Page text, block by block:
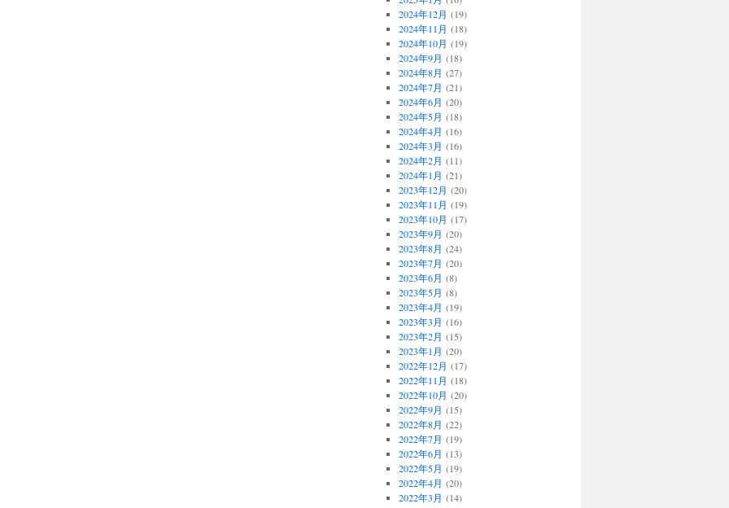
2024年12月 (19)
2024年11月 (18)
2024年10月 (19)
2024年9月 (18)
2024年8月 (27)
2024年7月 (21)
2024年6月 (20)
2024年5月 (18)
2024年4月 (16)
2024年3月 (16)
2024年2月 (11)
2024年1月 (21)
2023年12月 (20)
2023年11月 (19)
2023年10月 (17)
2023年9月 (20)
2023年8月 (24)
2023年7月 (20)
2023年6月 (8)
2023年5月 (8)
2023年4月 (19)
2023年3月 (16)
2023年2月 (15)
2023年1月 (20)
2022年12月 (17)
2022年11月 (18)
2022年10月 (20)
2022年9月 (15)
2022年8月 (22)
2022年7月 (19)
2022年6月 (13)
2022年5月 (19)
2022年4月 (20)
2022年3月 (14)